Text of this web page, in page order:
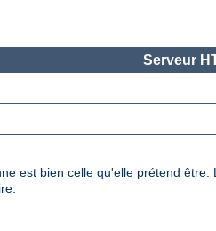
Serveur
est bien celle qu'elle prétend